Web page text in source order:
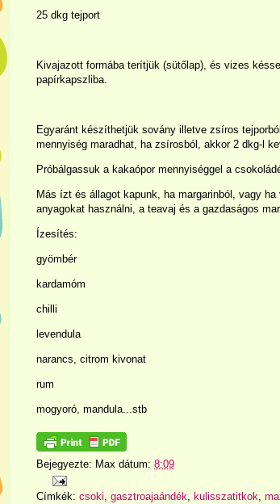
25 dkg tejport
Kivajazott formába terítjük (sütőlap), és vizes
papírkapszliba.
Egyaránt készíthetjük sovány illetve zsíros
mennyiség maradhat, ha zsírosból, akkor 2 dkg-l
Próbálgassuk a kakaópor mennyiséggel a
Más ízt és állagot kapunk, ha margarinból, vagy
anyagokat használni, a teavaj és a gazdaságos
Ízesítés:
gyömbér
kardamóm
chilli
levendula
narancs, citrom kivonat
rum
mogyoró, mandula...stb
Bejegyezte: Max dátum: 8:09
Címkék: csoki, gasztroajaándék, kulisszatitkok,